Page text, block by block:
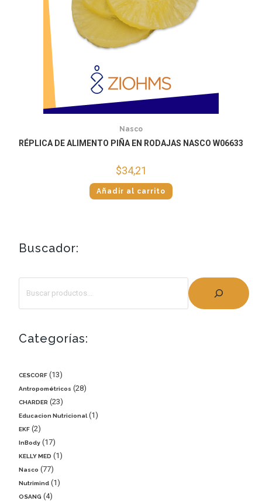
Nasco
RÉPLICA DE ALIMENTO PIÑA EN RODAJAS NASCO W06633
$34,21
Añadir al carrito
Buscador:
Categorías:
CESCORF 13
Antropométricos 28
CHARDER 23
Educacion Nutricional 1
EKF 2
InBody 17
KELLY MED 1
Nasco 77
Nutrimind 1
OSANG 4